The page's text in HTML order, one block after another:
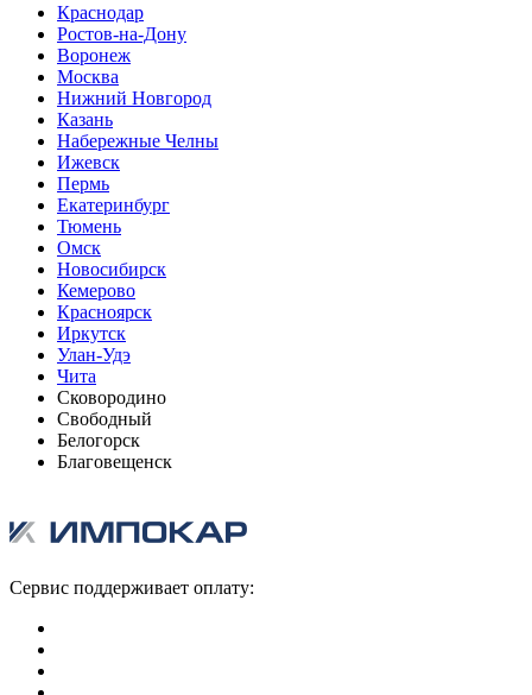
Краснодар
Ростов-на-Дону
Воронеж
Москва
Нижний Новгород
Казань
Набережные Челны
Ижевск
Пермь
Екатеринбург
Тюмень
Омск
Новосибирск
Кемерово
Красноярск
Иркутск
Улан-Удэ
Чита
Сковородино
Свободный
Белогорск
Благовещенск
Сервис поддерживает оплату: